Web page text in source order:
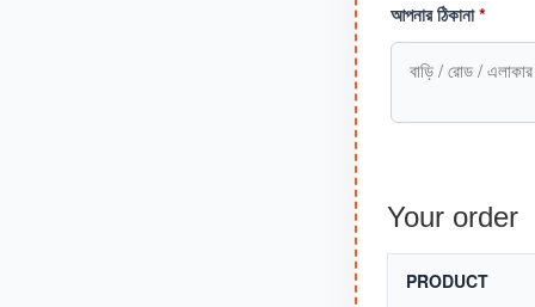
আপনার ঠিকানা*
Your order
PRODUCT